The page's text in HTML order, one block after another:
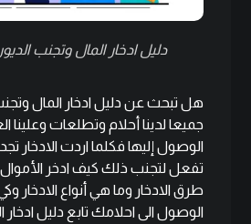
دليل ادخار المال وتجنب الديون
جميعا لدينا أحلام وتطلعات
الوصول إليها فكلما اردت الادخار
تفعل لتجنب ذلك كيف ادخر
طرق الادخار وما هي أنواع الادخار
الوصول الى احلامك تابع دليل ادخار